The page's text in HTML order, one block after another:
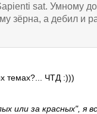
sat. Умному
зёрна, а дебил и
темах?... ЧТД :)))
или за красных", я